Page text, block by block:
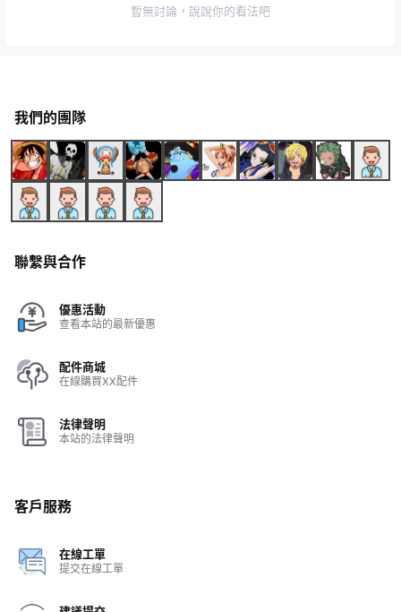
暫無討論，說說你的看法吧
我們的團隊
聯繫與合作
優惠活動
查看本站的最新優惠
配件商城
在線購買XX配件
法律聲明
本站的法律聲明
客戶服務
在線工單
提交在線工單